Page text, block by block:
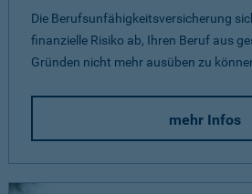
Die Berufsunfähigkeitsversicherung
finanzielle Risiko ab, Ihren Beruf aus
Gründen nicht mehr ausüben zu
mehr Infos